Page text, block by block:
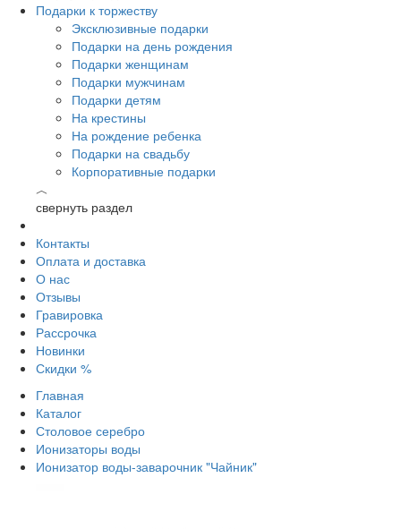
Подарки к торжеству
Эксклюзивные подарки
Подарки на день рождения
Подарки женщинам
Подарки мужчинам
Подарки детям
На крестины
На рождение ребенка
Подарки на свадьбу
Корпоративные подарки
︿
свернуть раздел
Контакты
Оплата и доставка
О нас
Отзывы
Гравировка
Рассрочка
Новинки
Скидки %
Главная
Каталог
Столовое серебро
Ионизаторы воды
Ионизатор воды-заварочник "Чайник"